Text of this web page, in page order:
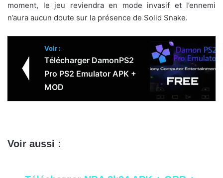
moment, le jeu reviendra en mode invasif et l’ennemi
n’aura aucun doute sur la présence de Solid Snake.
Voir :
Télécharger DamonPS2
Pro PS2 Emulator APK +
MOD
Voir aussi :